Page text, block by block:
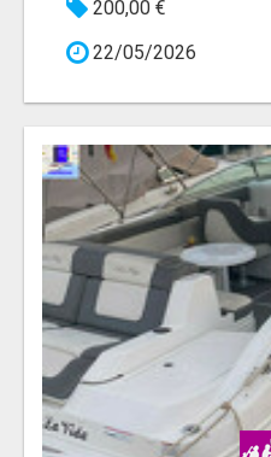
200,00 €
22/05/2026